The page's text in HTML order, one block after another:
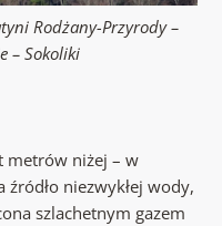
Rodżany-Przyrody –
– Sokoliki
metrów niżej – w
niezwykłej wody,
szlachetnym gazem